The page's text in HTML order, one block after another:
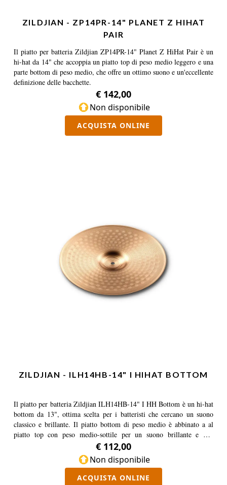
ZILDJIAN - ZP14PR-14" PLANET Z HIHAT
PAIR
Il piatto per batteria Zildjian ZP14PR-14" Planet Z HiHat Pair è un
hi-hat da 14" che accoppia un piatto top di peso medio leggero e una
parte bottom di peso medio, che offre un ottimo suono e un'eccellente
definizione delle bacchette.
€ 142,00
Non disponibile
ACQUISTA ONLINE
ZILDJIAN - ILH14HB-14" I HIHAT BOTTOM
Il piatto per batteria Zildjian ILH14HB-14" I HH Bottom è un hi-hat
bottom da 13", ottima scelta per i batteristi che cercano un suono
classico e brillante. Il piatto bottom di peso medio è abbinato a al
piatto top con peso medio-sottile per un suono brillante e ben
€ 112,00
Non disponibile
ACQUISTA ONLINE